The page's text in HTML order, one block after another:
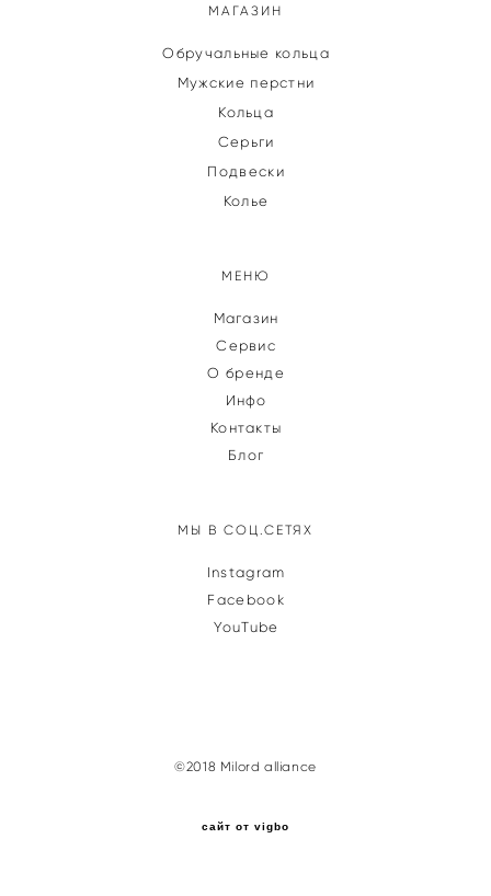
МАГАЗИН
Обручальные кольца
Мужские перстни
Кольца
Серьги
Подвески
Колье
МЕНЮ
Магазин
Сервис
О бренде
Инфо
Контакты
Блог
МЫ В СОЦ.СЕТЯХ
Instagram
Facebook
YouTube
©2018 Milord alliance
сайт от vigbo